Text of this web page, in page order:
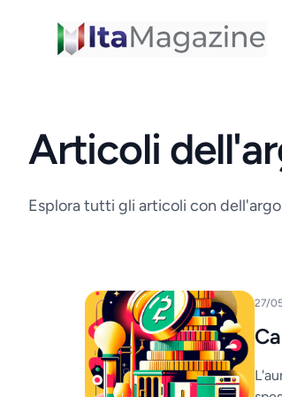
ItaMagazine
Articoli
Esplora tutti gli articoli con
27/